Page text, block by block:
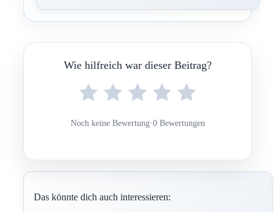
Wie hilfreich war dieser Beitrag?
Noch keine Bewertung·0 Bewertungen
Das könnte dich auch interessieren: